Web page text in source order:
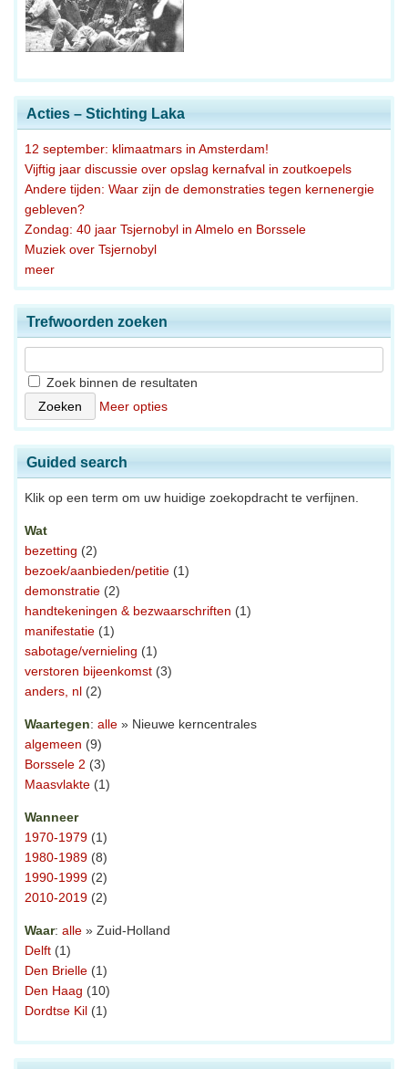
Acties – Stichting Laka
12 september: klimaatmars in Amsterdam!
Vijftig jaar discussie over opslag kernafval in zoutkoepels
Andere tijden: Waar zijn de demonstraties tegen kernenergie
gebleven?
Zondag: 40 jaar Tsjernobyl in Almelo en Borssele
Muziek over Tsjernobyl
meer
Trefwoorden zoeken
Zoek binnen de resultaten
Meer opties
Guided search
Klik op een term om uw huidige zoekopdracht te verfijnen.
Wat
bezetting (2)
bezoek/aanbieden/petitie (1)
demonstratie (2)
handtekeningen & bezwaarschriften (1)
manifestatie (1)
sabotage/vernieling (1)
verstoren bijeenkomst (3)
anders, nl (2)
Waartegen: alle » Nieuwe kerncentrales
algemeen (9)
Borssele 2 (3)
Maasvlakte (1)
Wanneer
1970-1979 (1)
1980-1989 (8)
1990-1999 (2)
2010-2019 (2)
Waar: alle » Zuid-Holland
Delft (1)
Den Brielle (1)
Den Haag (10)
Dordtse Kil (1)